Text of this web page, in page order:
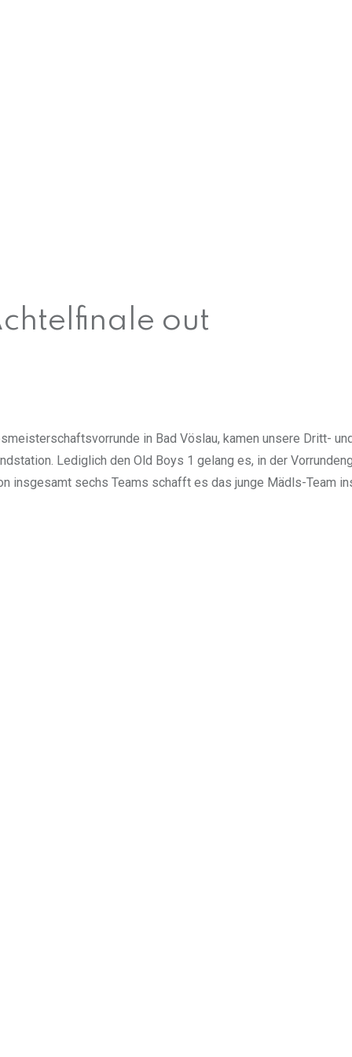
out
in Bad Vöslau, kamen unsere Dritt-
Lediglich den Old Boys 1 gelang es, in der
insgesamt sechs Teams schafft es das junge Mädls-Team